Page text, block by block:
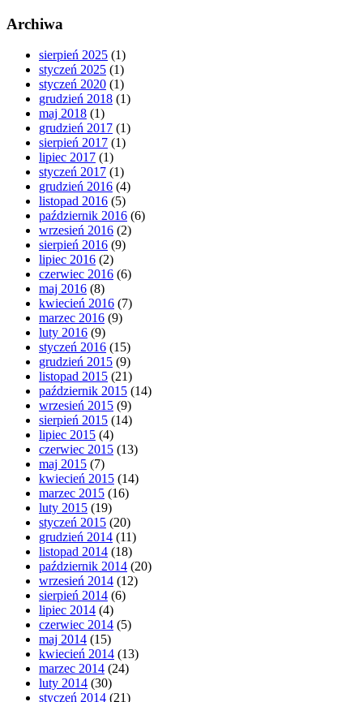
Archiwa
sierpień 2025 (1)
styczeń 2025 (1)
styczeń 2020 (1)
grudzień 2018 (1)
maj 2018 (1)
grudzień 2017 (1)
sierpień 2017 (1)
lipiec 2017 (1)
styczeń 2017 (1)
grudzień 2016 (4)
listopad 2016 (5)
październik 2016 (6)
wrzesień 2016 (2)
sierpień 2016 (9)
lipiec 2016 (2)
czerwiec 2016 (6)
maj 2016 (8)
kwiecień 2016 (7)
marzec 2016 (9)
luty 2016 (9)
styczeń 2016 (15)
grudzień 2015 (9)
listopad 2015 (21)
październik 2015 (14)
wrzesień 2015 (9)
sierpień 2015 (14)
lipiec 2015 (4)
czerwiec 2015 (13)
maj 2015 (7)
kwiecień 2015 (14)
marzec 2015 (16)
luty 2015 (19)
styczeń 2015 (20)
grudzień 2014 (11)
listopad 2014 (18)
październik 2014 (20)
wrzesień 2014 (12)
sierpień 2014 (6)
lipiec 2014 (4)
czerwiec 2014 (5)
maj 2014 (15)
kwiecień 2014 (13)
marzec 2014 (24)
luty 2014 (30)
styczeń 2014 (21)